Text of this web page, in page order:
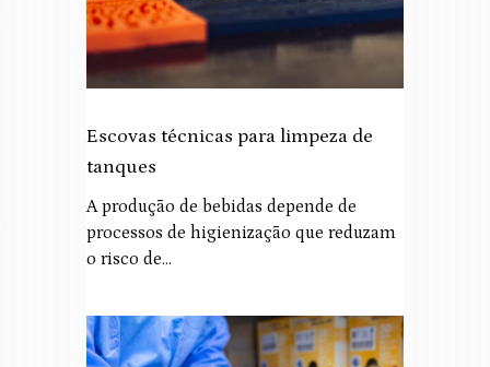
Escovas técnicas para limpeza de
tanques
A produção de bebidas depende de
processos de higienização que reduzam
o risco de…